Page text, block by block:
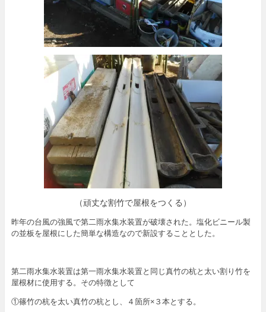
（頑丈な割竹で屋根をつくる）
昨年の台風の強風で第二雨水集水装置が破壊された。塩化ビニール製
の並板を屋根にした簡単な構造なので新設することとした。
第二雨水集水装置は第一雨水集水装置と同じ真竹の杭と太い割り竹を
屋根材に使用する。その特徴として
①篠竹の杭を太い真竹の杭とし、４箇所×３本とする。